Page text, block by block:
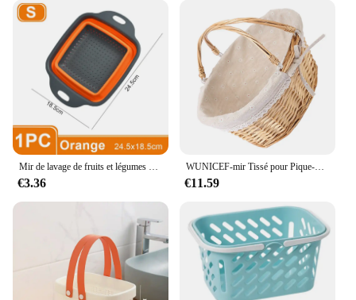
Mir de lavage de fruits et légumes en silicone avec poignée, nettoyeur de proximité de plat pliable carré, passoire multi-usage, cuisine, 1,2 pièces
€3.36
WUNICEF-mir Tissé pour Pique-Nique, Rangement de Fleurs, Mariage, Fille, Poignée de Saule, Pâques, Foy, Jardin Légumes, Rustique, Décoratif
€11.59